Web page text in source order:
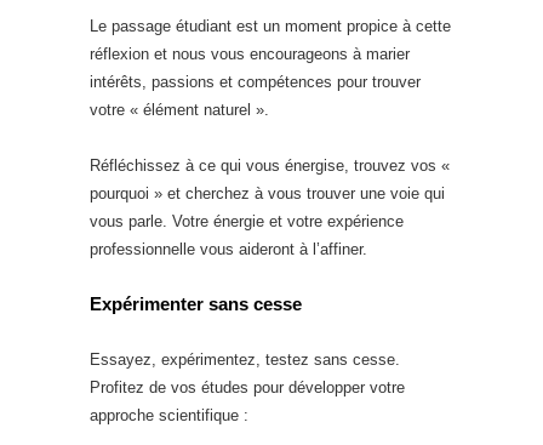
Le passage étudiant est un moment propice à cette
réflexion et nous vous encourageons à marier
intérêts, passions et compétences pour trouver
votre « élément naturel ».
Réfléchissez à ce qui vous énergise, trouvez vos «
pourquoi » et cherchez à vous trouver une voie qui
vous parle. Votre énergie et votre expérience
professionnelle vous aideront à l’affiner.
Expérimenter sans cesse
Essayez, expérimentez, testez sans cesse.
Profitez de vos études pour développer votre
approche scientifique :